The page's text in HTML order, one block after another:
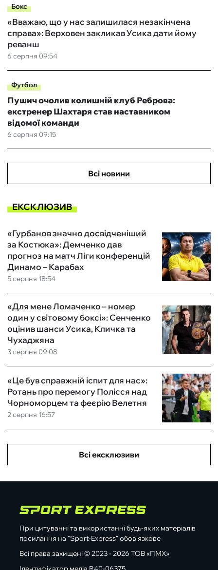
Бокс
6 серпня 09:54
«Вважаю, що у нас залишилася незакінчена
справа»: Верховен закликав Усика дати йому
реванш
Футбол
6 серпня 09:15
Пушич очолив колишній клуб Реброва:
екстренер Шахтаря став наставником
відомої команди
Всі новини
ЕКСКЛЮЗИВ
5 серпня 18:54
«Гурбанов значно досвідченіший
за Костюка»: Демченко дав
прогноз на матч Ліги конференцій
Динамо – Карабах
3 серпня 09:08
«Для мене Ломаченко – номер
один у світовому боксі»: Сенченко
оцінив шанси Усика, Кличка та
Чухаджяна
2 серпня 16:57
«Це був справжній іспит для нас»:
Ротань про перемогу Полісся над
Чорноморцем та феєрію Велетня
Всі ексклюзиви
При цитуванні та використанні будь-яких матеріалів
посилання на "Sport-Express" обов'язкове
Всі права захищені © 2023 - 2026 ТОВ «ПМХ»